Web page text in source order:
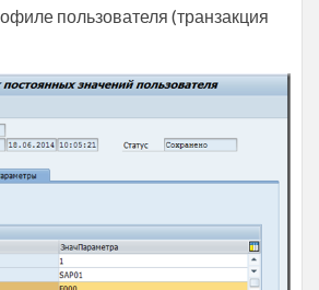
пользователя (транзакция